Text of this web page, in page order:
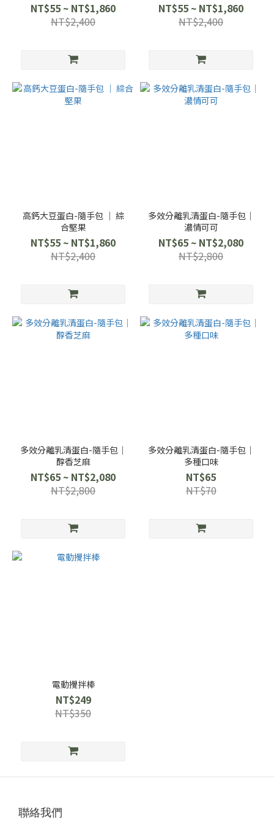
NT$55 ~ NT$1,860
NT$2,400
NT$55 ~ NT$1,860
NT$2,400
高鈣大豆蛋白-隨手包 ｜ 綜
合堅果
NT$55 ~ NT$1,860
NT$2,400
多效分離乳清蛋白-隨手包｜
濃情可可
NT$65 ~ NT$2,080
NT$2,800
多效分離乳清蛋白-隨手包｜
醇香芝麻
NT$65 ~ NT$2,080
NT$2,800
多效分離乳清蛋白-隨手包｜
多種口味
NT$65
NT$70
電動攪拌棒
NT$249
NT$350
聯絡我們